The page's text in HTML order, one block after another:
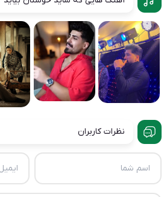
نظرات کاربران